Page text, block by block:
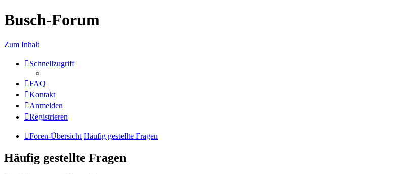
Busch-Forum
Zum Inhalt
Schnellzugriff
FAQ
Kontakt
Anmelden
Registrieren
Foren-Übersicht Häufig gestellte Fragen
Häufig gestellte Fragen